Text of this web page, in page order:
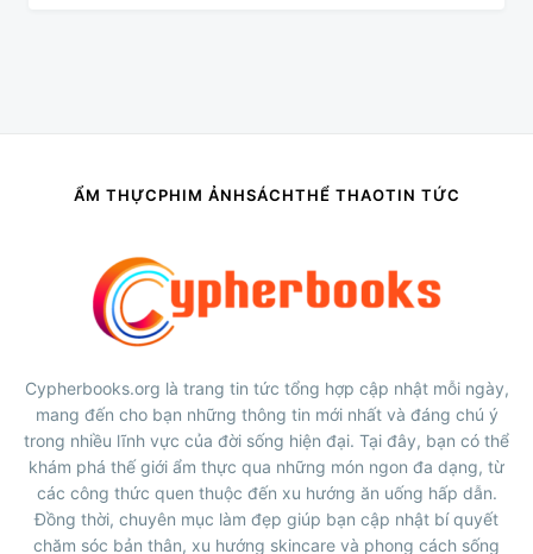
ẨM THỰCPHIM ẢNHSÁCHTHỂ THAOTIN TỨC
Cypherbooks.org là trang tin tức tổng hợp cập nhật mỗi ngày,
mang đến cho bạn những thông tin mới nhất và đáng chú ý
trong nhiều lĩnh vực của đời sống hiện đại. Tại đây, bạn có thể
khám phá thế giới ẩm thực qua những món ngon đa dạng, từ
các công thức quen thuộc đến xu hướng ăn uống hấp dẫn.
Đồng thời, chuyên mục làm đẹp giúp bạn cập nhật bí quyết
chăm sóc bản thân, xu hướng skincare và phong cách sống